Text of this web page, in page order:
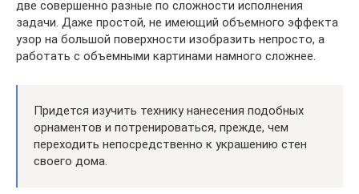
две совершенно разные по сложности исполнения
задачи. Даже простой, не имеющий объемного эффекта
узор на большой поверхности изобразить непросто, а
работать с объемными картинами намного сложнее.
Придется изучить технику нанесения подобных
орнаментов и потренироваться, прежде, чем
переходить непосредственно к украшению стен
своего дома.